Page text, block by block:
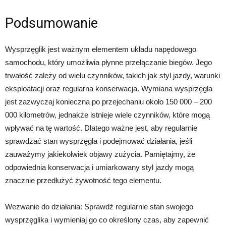
Podsumowanie
Wysprzęglik jest ważnym elementem układu napędowego
samochodu, który umożliwia płynne przełączanie biegów. Jego
trwałość zależy od wielu czynników, takich jak styl jazdy, warunki
eksploatacji oraz regularna konserwacja. Wymiana wysprzęgla
jest zazwyczaj konieczna po przejechaniu około 150 000 – 200
000 kilometrów, jednakże istnieje wiele czynników, które mogą
wpływać na tę wartość. Dlatego ważne jest, aby regularnie
sprawdzać stan wysprzęgla i podejmować działania, jeśli
zauważymy jakiekolwiek objawy zużycia. Pamiętajmy, że
odpowiednia konserwacja i umiarkowany styl jazdy mogą
znacznie przedłużyć żywotność tego elementu.
Wezwanie do działania: Sprawdź regularnie stan swojego
wysprzęglika i wymieniaj go co określony czas, aby zapewnić